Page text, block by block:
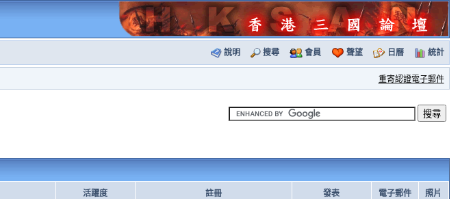
說明 搜尋 會員 聲望 日曆 統計
重寄認證電子郵件
活躍度 註冊 發表 電子郵件 照片